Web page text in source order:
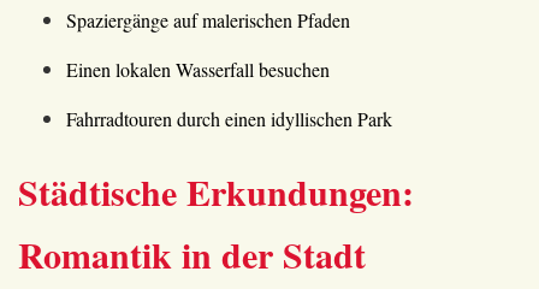
Spaziergänge auf malerischen Pfaden
Einen lokalen Wasserfall besuchen
Fahrradtouren durch einen idyllischen Park
Städtische Erkundungen:
Romantik in der Stadt